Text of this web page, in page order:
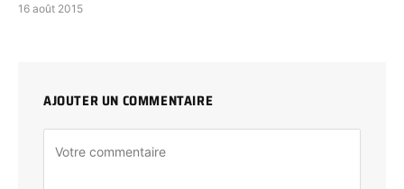
16 août 2015
AJOUTER UN COMMENTAIRE